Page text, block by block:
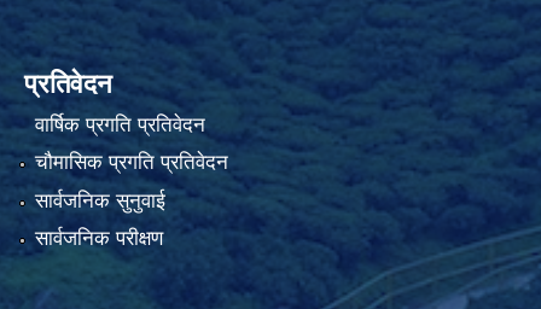
प्रतिवेदन
वार्षिक प्रगति प्रतिवेदन
चौमासिक प्रगति प्रतिवेदन
सार्वजनिक सुनुवाई
सार्वजनिक परीक्षण